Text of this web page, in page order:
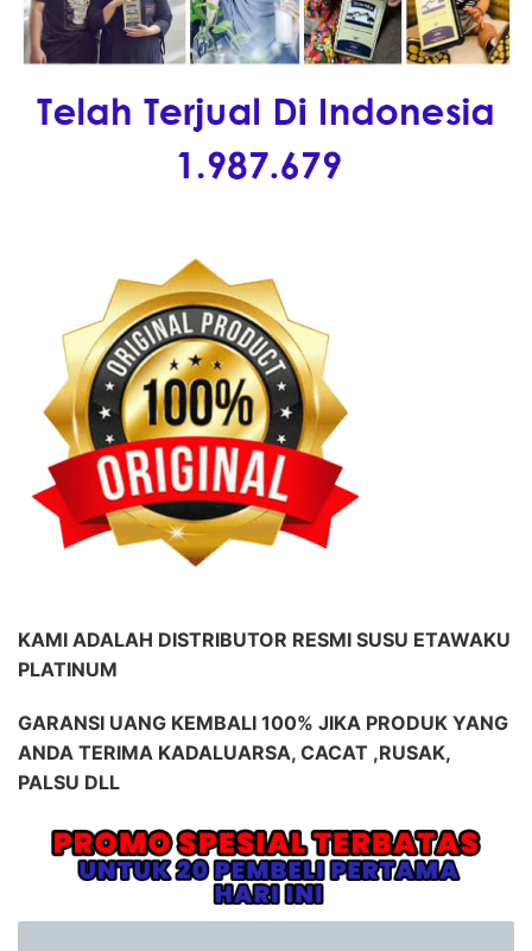
KAMI ADALAH DISTRIBUTOR RESMI SUSU ETAWAKU
PLATINUM
GARANSI UANG KEMBALI 100% JIKA PRODUK YANG
ANDA TERIMA KADALUARSA, CACAT ,RUSAK,
PALSU DLL